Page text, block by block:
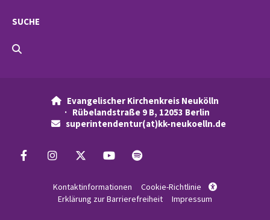
SUCHE

Evangelischer Kirchenkreis Neukölln
· Rübelandstraße 9 B, 12053 Berlin
 superintendentur(at)kk-neukoelln.de
Kontaktinformationen Cookie-Richtlinie 
Erklärung zur Barrierefreiheit Impressum